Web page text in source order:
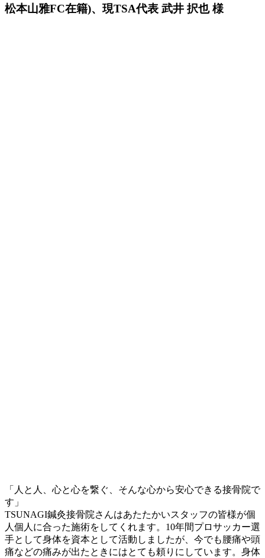
松本山雅FC在籍)、現TSA代表 武井 択也 様
「人と人、心と心を繋ぐ、そんな心から安心できる接骨院で
す」
TSUNAGI鍼灸接骨院さんはあたたかいスタッフの皆様が個
人個人に合った施術をしてくれます。10年間プロサッカー選
手として身体を資本として活動しましたが、今でも腰痛や頭
痛などの痛みが出たときにはとても頼りにしています。身体